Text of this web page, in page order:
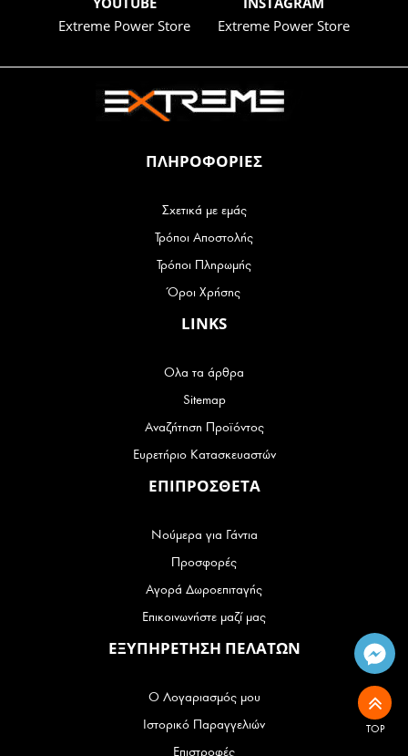
Extreme Power Store
Extreme Power Store
ΠΛΗΡΟΦΟΡΙΕΣ
Σχετικά με εμάς
Τρόποι Αποστολής
Τρόποι Πληρωμής
Όροι Χρήσης
LINKS
Ολα τα άρθρα
Sitemap
Αναζήτηση Προϊόντος
Ευρετήριο Κατασκευαστών
ΕΠΙΠΡΟΣΘΕΤΑ
Νούμερα για Γάντια
Προσφορές
Αγορά Δωροεπιταγής
Επικοινωνήστε μαζί μας
ΕΞΥΠΗΡΕΤΗΣΗ ΠΕΛΑΤΩΝ
Ο Λογαριασμός μου
Ιστορικό Παραγγελιών
Επιστροφές
TOP